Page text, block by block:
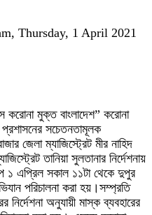
Thursday, 1 April 2021
করোনা মুক্ত বাংলাদেশ” করোনা
প্রশাসনের সচেতনতামূলক
জেলা ম্যাজিস্ট্রেট মীর নাহিদ
তানিয়া সুলতানার নির্দেশনায়
১ এপ্রিল সকাল ১১টা থেকে দুপুর
পরিচালনা করা হয়।সম্প্রতি
নির্দেশনা অনুযায়ী মাস্ক ব্যবহারের